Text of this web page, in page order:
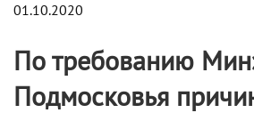
01.10.2020
По требованию
Подмосковья